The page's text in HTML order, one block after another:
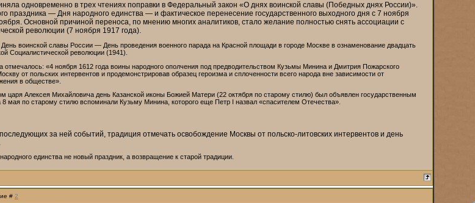
одновременно в трех чтениях поправки в Федеральный закон «О днях воинской славы (Победных днях России)».
праздника — Дня народного единства — и фактическое перенесение государственного выходного дня с 7 ноября
Основной причиной переноса, по мнению многих аналитиков, стало желание полностью снять ассоциации с
революции (7 ноября 1917 года).
воинской славы России — День проведения военного парада на Красной площади в городе Москве в ознаменование двадцать
Социалистической революции (1941).
отмечалось: «4 ноября 1612 года воины народного ополчения под предводительством Кузьмы Минина и Дмитрия Пожарского
от польских интервентов и продемонстрировав образец героизма и сплоченности всего народа вне зависимости от
в обществе».
царя Алексея Михайловича день Казанской иконы Божией Матери (22 октября по старому стилю) был объявлен государственным
8 мая по старому стилю вспоминали Кузьму Минина, которого еще Петр I назвал «спасителем Отечества».
за ней событий, традиция отмечать освобождение Москвы от польско-литовских интервентов и день
единства не новый праздник, а возвращение к старой традиции.
# 2